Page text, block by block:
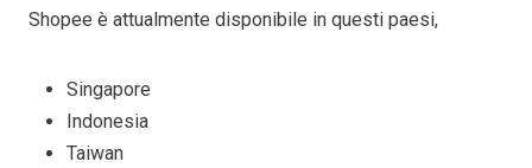
Shopee è attualmente disponibile in questi paesi,
Singapore
Indonesia
Taiwan